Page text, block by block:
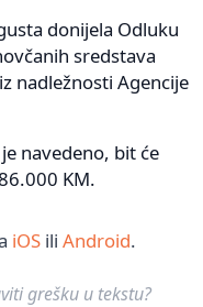
donijela Odluku
sredstava
nadležnosti Agencije
navedeno, bit će
KM.
iOS ili Android.
grešku u tekstu?